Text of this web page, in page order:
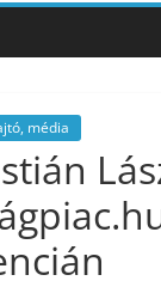
média